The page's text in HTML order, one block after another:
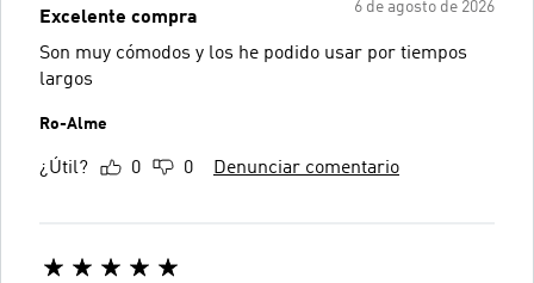
6 de agosto de 2026
Excelente compra
Son muy cómodos y los he podido usar por tiempos
largos
Ro-Alme
¿Útil? 0 0 Denunciar comentario